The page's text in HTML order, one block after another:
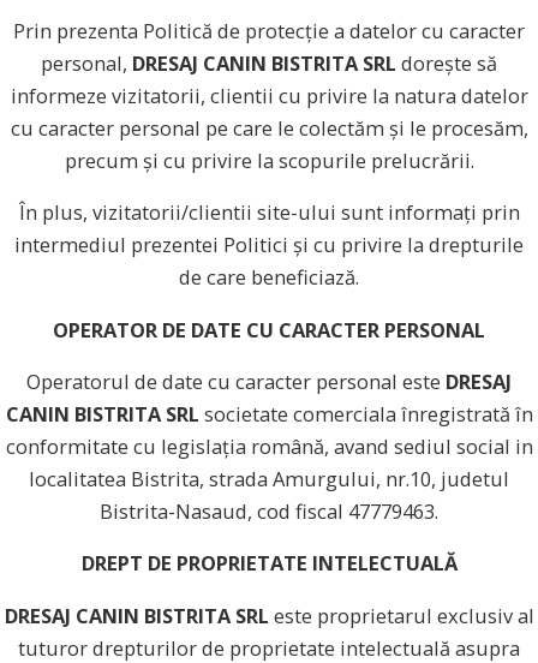
Prin prezenta Politică de protecție a datelor cu caracter
personal, DRESAJ CANIN BISTRITA SRL dorește să
informeze vizitatorii, clientii cu privire la natura datelor
cu caracter personal pe care le colectăm și le procesăm,
precum și cu privire la scopurile prelucrării.
În plus, vizitatorii/clientii site-ului sunt informați prin
intermediul prezentei Politici și cu privire la drepturile
de care beneficiază.
OPERATOR DE DATE CU CARACTER PERSONAL
Operatorul de date cu caracter personal este DRESAJ
CANIN BISTRITA SRL societate comerciala înregistrată în
conformitate cu legislația română, avand sediul social in
localitatea Bistrita, strada Amurgului, nr.10, judetul
Bistrita-Nasaud, cod fiscal 47779463.
DREPT DE PROPRIETATE INTELECTUALĂ
DRESAJ CANIN BISTRITA SRL este proprietarul exclusiv al
tuturor drepturilor de proprietate intelectuală asupra